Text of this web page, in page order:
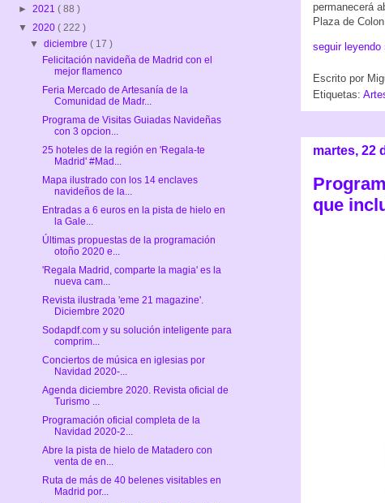
permanecerá
Plaza de
seguir leyendo
Escrito por
Etiquetas:
martes, 22
que
► 2021 ( 88 )
▼ 2020 ( 222 )
▼diciembre( 17 )
Felicitación navideña de Madrid con el
mejor flamenco
Feria Mercado de Artesanía de la
Comunidad de Madr...
Programa de Visitas Guiadas Navideñas
con 3 opcion...
25 hoteles de la región en 'Regala-te
Madrid' #Mad...
Mapa ilustrado con los 14 enclaves
navideños de la...
Entradas a 6 euros en la pista de hielo en
la Gale...
Últimas propuestas de la programación
otoño 2020 e...
'Regala Madrid, comparte la magia' es la
nueva cam...
Revista ilustrada 'eme 21 magazine'.
Diciembre 2020
Sodapdf.com y su solución inteligente para
comprim...
Conciertos de música en iglesias por
Navidad 2020-...
Agenda diciembre 2020. Revista oficial de
Turismo ...
Programación oficial completa de la
Navidad 2020-2...
Abre la pista de hielo de Matadero con
venta de en...
Ruta de más de 40 belenes visitables en
Madrid por...